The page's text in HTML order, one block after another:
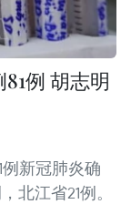
例 胡志明
例新冠肺炎确
北江省21例。